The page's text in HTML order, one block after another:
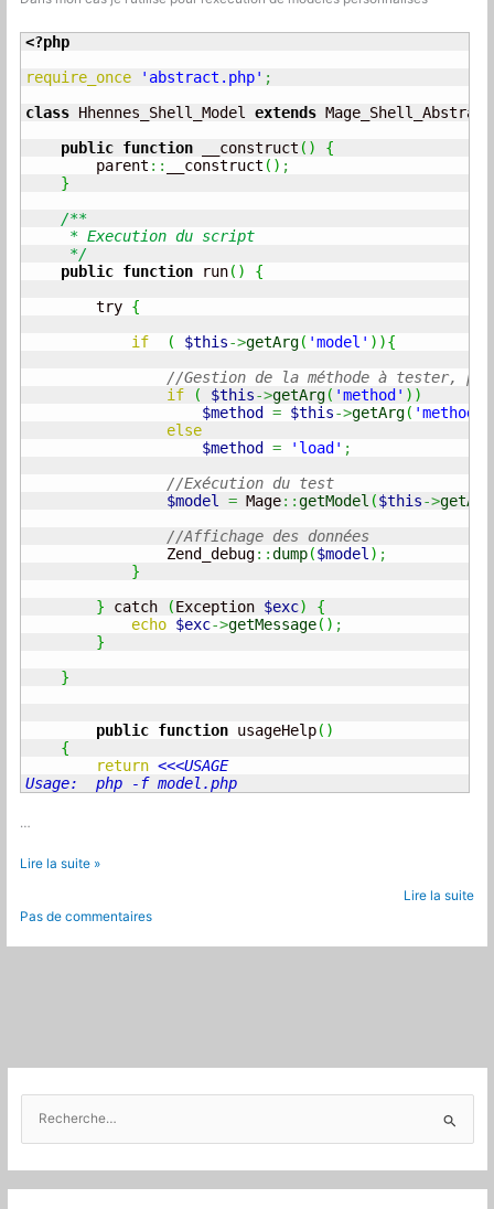
<?php
require_once
'abstract.php' ;
class Hhennes_Shell_Model extends
public function __construct ( )
{
parent :: __construct ( ) ;
}
/**
* Execution du script
*/
public function run( )
{
try {
if
( $this->getArg( 'model' ) ){
//Gestion de la méthode à tester,
if
( $this->getArg( 'method' ) )
$method
= $this->getArg( 'method'
else
$method
= 'load' ;
//Exécution du test
$model = Mage::getModel ($this->getArg
//Affichage des données
Zend_debug::dump($model) ;
}
} catch (Exception $exc)
{
echo $exc->getMessage( ) ;
}
}
public function usageHelp( )
{
return <<<USAGE
Usage:  php -f model.php
…
Magento
un
modèle
CLI
)
Lire la suite »
Lire la suite
Pas de commentaires